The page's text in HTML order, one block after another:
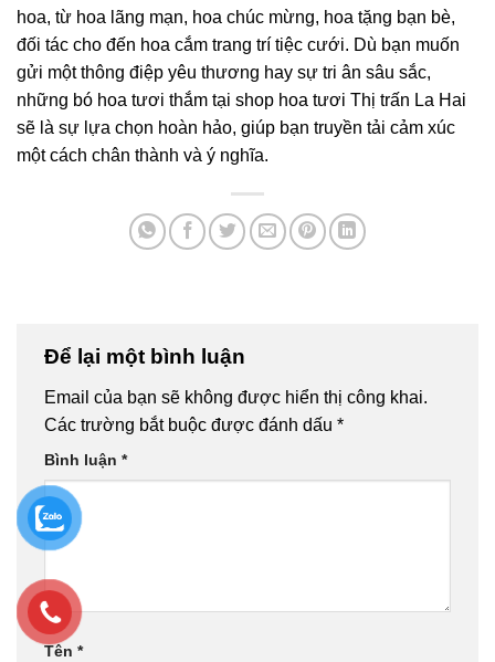
hoa, từ hoa lãng mạn, hoa chúc mừng, hoa tặng bạn bè,
đối tác cho đến hoa cắm trang trí tiệc cưới. Dù bạn muốn
gửi một thông điệp yêu thương hay sự tri ân sâu sắc,
những bó hoa tươi thắm tại shop hoa tươi Thị trấn La Hai
sẽ là sự lựa chọn hoàn hảo, giúp bạn truyền tải cảm xúc
một cách chân thành và ý nghĩa.
Để lại một bình luận
Email của bạn sẽ không được hiển thị công khai.
Các trường bắt buộc được đánh dấu *
Bình luận *
Tên *